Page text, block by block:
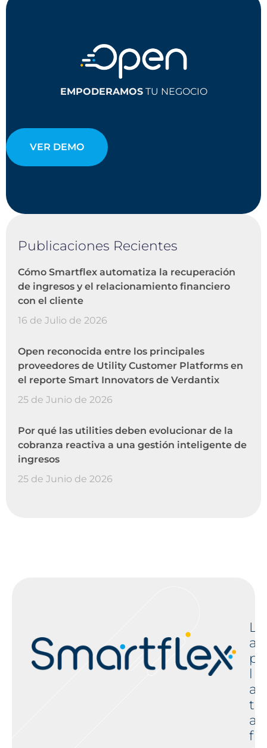
EMPODERAMOSTU NEGOCIO
VER DEMO
Publicaciones Recientes
Cómo Smartflex automatiza la recuperación
de ingresos y el relacionamiento financiero
con el cliente
16 de Julio de 2026
Open reconocida entre los principales
proveedores de Utility Customer Platforms en
el reporte Smart Innovators de Verdantix
25 de Junio de 2026
Por qué las utilities deben evolucionar de la
cobranza reactiva a una gestión inteligente de
ingresos
25 de Junio de 2026
L
a
p
l
a
t
a
f